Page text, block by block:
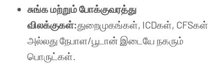
சுங்க மற்றும் போக்குவரத்து
விலக்குகள்:துறைமுகங்கள், ICDகள், CFSகள்
அல்லது நேபாள/பூடான் இடையே நகரும்
பொருட்கள்.